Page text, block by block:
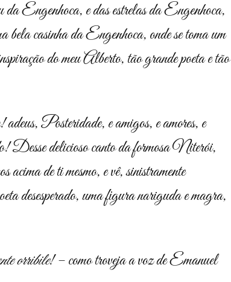
da Engenhoca, e das estrelas da Engenhoca,
bela casinha da Engenhoca, onde se toma um
do meu Alberto, tão grande poeta e tão
Posteridade, e amigos, e amores, e
delicioso canto da formosa Niterói,
acima de ti mesmo, e vê, sinistramente
desesperado, uma figura nariguda e magra,
orribile! – como troveja a voz de Emanuel